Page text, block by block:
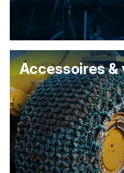
Accessoires &